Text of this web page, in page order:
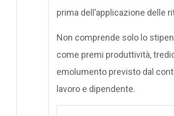
prima dell’applicazione delle
Non comprende solo lo
come premi produttività,
emolumento previsto dal
lavoro e dipendente.